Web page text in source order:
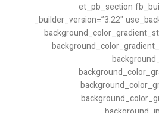
[et_pb_section
_builder_version=”3.22″